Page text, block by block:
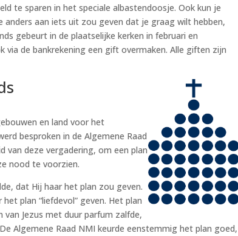
te sparen in het speciale albastendoosje. Ook kun je
aan iets uit zou geven dat je graag wilt hebben,
gebeurt in de plaatselijke kerken in februari en
de bankrekening een gift overmaken. Alle giften zijn
en land voor het
besproken in de Algemene Raad
van deze vergadering, om een plan
nood te voorzien.
dat Hij haar het plan zou geven.
plan “liefdevol” geven. Het plan
Jezus met duur parfum zalfde,
Algemene Raad NMI keurde eenstemmig het plan goed,